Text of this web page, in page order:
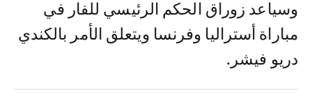
وسياعد زوراق الحكم الرئيسي للفار في
مباراة أستراليا وفرنسا ويتعلق الأمر بالكندي
دريو فيشر.